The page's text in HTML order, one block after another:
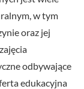
w tym
oraz jej
odbywające
edukacyjna